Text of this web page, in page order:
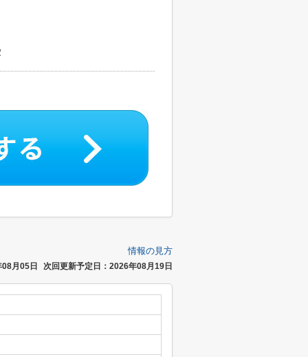
情報の見方
月05日 次回更新予定日：2026年08月19日